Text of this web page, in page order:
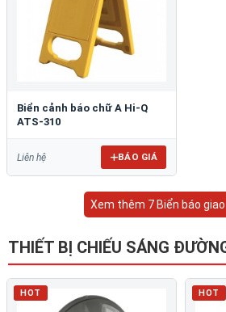
Biển cảnh báo chữ A Hi-Q
ATS-310
Liên hệ BÁO GIÁ
Xem thêm 7 Biển báo
THIẾT BỊ CHIẾU SÁNG
HOT HOT